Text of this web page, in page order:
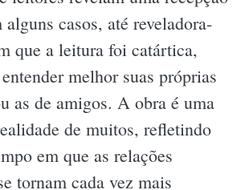
casos, até reveladora-
que a leitura foi catártica,
melhor suas próprias
as de amigos. A obra é uma
de muitos, refletindo
em que as relações
tornam cada vez mais